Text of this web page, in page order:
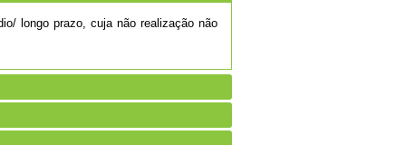
longo prazo, cuja não realização não